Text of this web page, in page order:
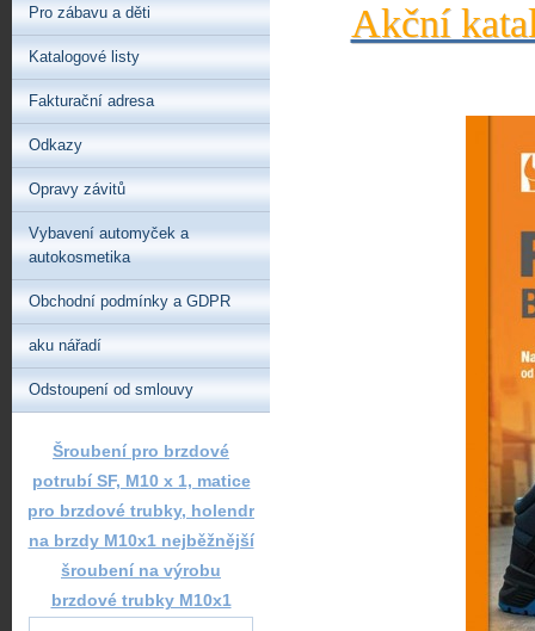
Akční
Pro zábavu a děti
Katalogové listy
Fakturační adresa
Odkazy
Opravy závitů
Vybavení automyček a
autokosmetika
Obchodní podmínky a GDPR
aku nářadí
Odstoupení od smlouvy
Šroubení pro brzdové
potrubí SF, M10 x 1, matice
pro brzdové trubky, holendr
na brzdy M10x1 nejběžnější
šroubení na výrobu
brzdové trubky M10x1